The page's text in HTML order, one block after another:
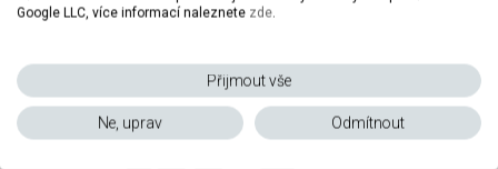
Google LLC, více informací naleznete zde.
Přijmout vše
Ne, uprav Odmítnout